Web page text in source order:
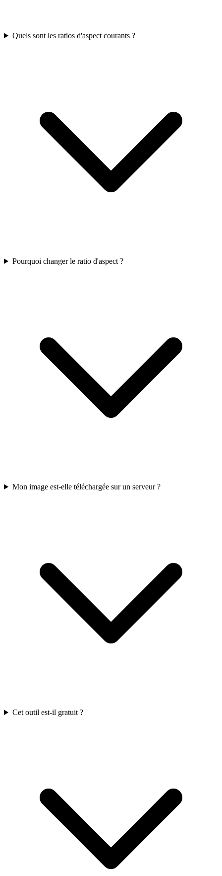
Quels sont les ratios d'aspect courants ?
Pourquoi changer le ratio d'aspect ?
Mon image est-elle téléchargée sur un serveur ?
Cet outil est-il gratuit ?